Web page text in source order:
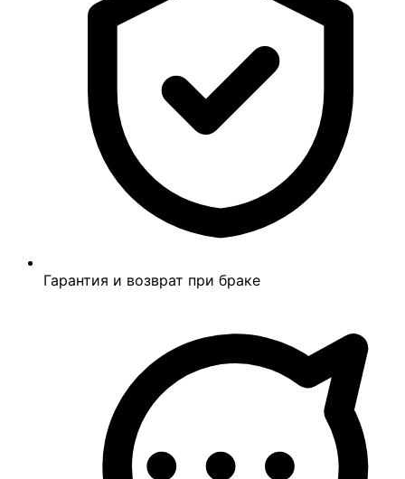
Гарантия и возврат при браке